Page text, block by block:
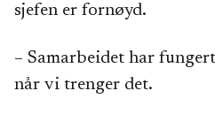
sjefen er fornøyd.
– Samarbeidet har
når vi trenger det.